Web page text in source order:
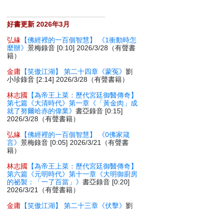
好書更新 2026年3月
弘緣 【佛經裡的一百個智慧】 《1衝動時怎
麼辦》景梅錄音 [0:10] 2026/3/28（有聲書
籍）
金庸 【笑傲江湖】 第二十四章《蒙冤》劉
小珍錄音 [2:14] 2026/3/28（有聲書籍）
林志國
【為帝王上菜：歷代宮廷御醫傳奇】
第七篇《大清時代》第一章《「黃金肉」成
就了努爾哈赤的偉業》書亞錄音 [0:15]
2026/3/28（有聲書籍）
弘緣 【佛經裡的一百個智慧】 《0佛家箴
言》景梅錄音 [0:05] 2026/3/21（有聲書
籍）
林志國
【為帝王上菜：歷代宮廷御醫傳奇】
第六篇《元明時代》第十一章《大明御廚房
的祕製：「一了百當」》書亞錄音 [0:20]
2026/3/21（有聲書籍）
金庸 【笑傲江湖】 第二十三章《伏擊》劉